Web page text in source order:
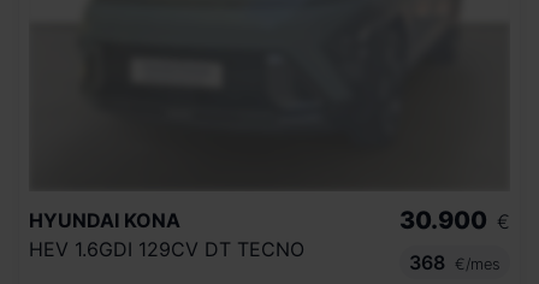
HYUNDAI KONA
HEV 1.6GDI 129CV DT TECNO
30.900 €
368
€/mes